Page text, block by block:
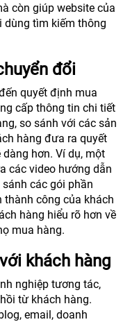
còn giúp website của
dùng tìm kiếm thông
đổi
quyết định mua
cấp thông tin chi tiết
so sánh với các sản
hàng đưa ra quyết
hơn. Ví dụ, một
các video hướng dẫn
các gói phần
thành công của khách
hàng hiểu rõ hơn về
mua hàng.
khách hàng
nghiệp tương tác,
từ khách hàng.
email, doanh